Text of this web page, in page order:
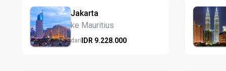
Jakarta
ke Mauritius
dariIDR 9.228.000